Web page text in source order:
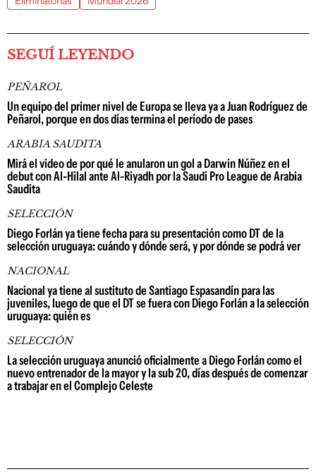
SEGUÍ LEYENDO
PEÑAROL
Un equipo del primer nivel de Europa se lleva ya a Juan Rodríguez de
Peñarol, porque en dos días termina el período de pases
ARABIA SAUDITA
Mirá el video de por qué le anularon un gol a Darwin Núñez en el
debut con Al-Hilal ante Al-Riyadh por la Saudi Pro League de Arabia
Saudita
SELECCIÓN
Diego Forlán ya tiene fecha para su presentación como DT de la
selección uruguaya: cuándo y dónde será, y por dónde se podrá ver
NACIONAL
Nacional ya tiene al sustituto de Santiago Espasandín para las
juveniles, luego de que el DT se fuera con Diego Forlán a la selección
uruguaya: quién es
SELECCIÓN
La selección uruguaya anunció oficialmente a Diego Forlán como el
nuevo entrenador de la mayor y la sub 20, días después de comenzar
a trabajar en el Complejo Celeste